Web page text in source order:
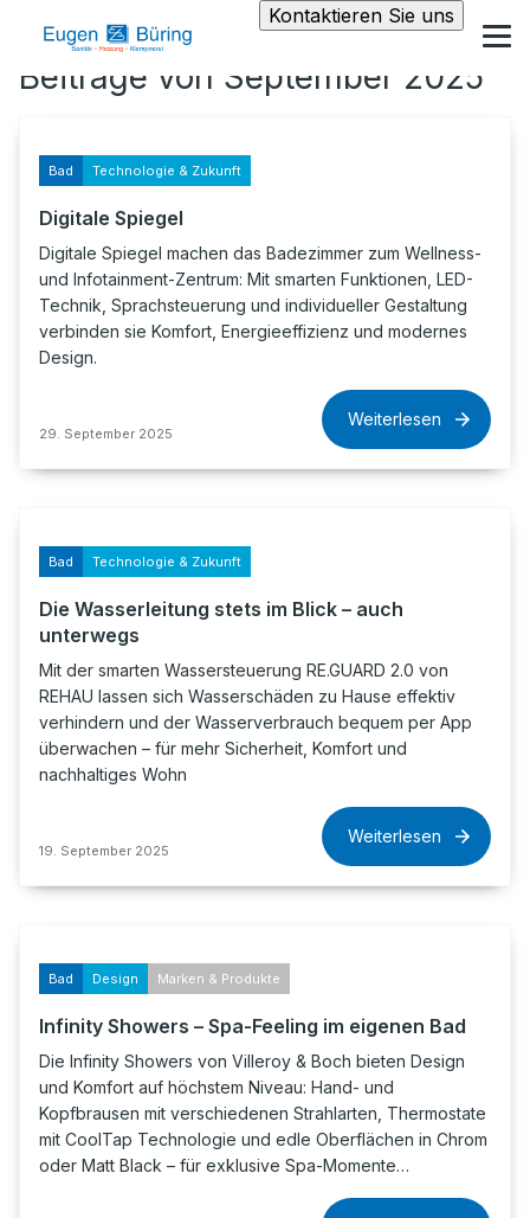
Kontaktieren Sie uns
Beiträge von September 2025
Bad Technologie & Zukunft
Digitale Spiegel
Digitale Spiegel machen das Badezimmer zum Wellness-
und Infotainment-Zentrum: Mit smarten Funktionen, LED-
Technik, Sprachsteuerung und individueller Gestaltung
verbinden sie Komfort, Energieeffizienz und modernes
Design.
29. September 2025
Weiterlesen
Bad Technologie & Zukunft
Die Wasserleitung stets im Blick – auch
unterwegs
Mit der smarten Wassersteuerung RE.GUARD 2.0 von
REHAU lassen sich Wasserschäden zu Hause effektiv
verhindern und der Wasserverbrauch bequem per App
überwachen – für mehr Sicherheit, Komfort und
nachhaltiges Wohn
19. September 2025
Weiterlesen
Bad Design Marken & Produkte
Infinity Showers – Spa-Feeling im eigenen Bad
Die Infinity Showers von Villeroy & Boch bieten Design
und Komfort auf höchstem Niveau: Hand- und
Kopfbrausen mit verschiedenen Strahlarten, Thermostate
mit CoolTap Technologie und edle Oberflächen in Chrom
oder Matt Black – für exklusive Spa-Momente…